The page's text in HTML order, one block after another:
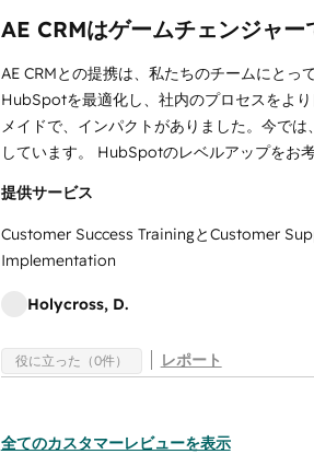
AE CRMはゲームチェンジャー
AE CRMとの提携は、私たちのチームにとっ
HubSpotを最適化し、社内のプロセスをよ
メイドで、インパクトがありました。今で
しています。 HubSpotのレベルアップをお
提供サービス
Customer Success TrainingとCustomer
Implementation
Holycross, D.
役に立った（0件） レポート
全てのカスタマーレビューを表示